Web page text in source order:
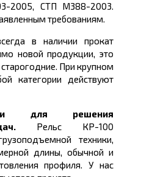
2005, СТП М388-2003.
требованиям.
в наличии прокат
новой продукции, это
При крупном
категории действуют
для решения
Рельс КР-100
техники,
длины, обычной и
профиля.У нас